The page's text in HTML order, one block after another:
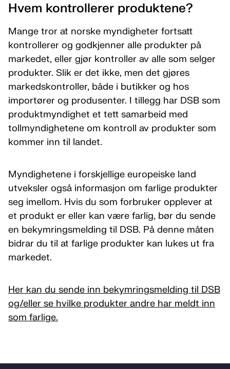
Hvem kontrollerer produktene?
Mange tror at norske myndigheter fortsatt
kontrollerer og godkjenner alle produkter på
markedet, eller gjør kontroller av alle som selger
produkter. Slik er det ikke, men det gjøres
markedskontroller, både i butikker og hos
importører og produsenter. I tillegg har DSB som
produktmyndighet et tett samarbeid med
tollmyndighetene om kontroll av produkter som
kommer inn til landet.
Myndighetene i forskjellige europeiske land
utveksler også informasjon om farlige produkter
seg imellom. Hvis du som forbruker opplever at
et produkt er eller kan være farlig, bør du sende
en bekymringsmelding til DSB. På denne måten
bidrar du til at farlige produkter kan lukes ut fra
markedet.
Her kan du sende inn bekymringsmelding til DSB
og/eller se hvilke produkter andre har meldt inn
som farlige.